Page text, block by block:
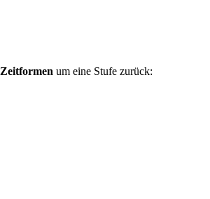
Zeitformen um eine Stufe zurück: